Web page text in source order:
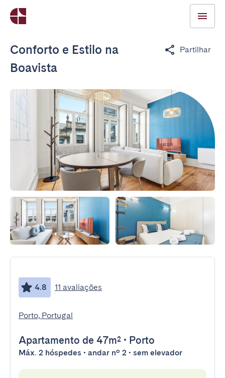
Conforto e Estilo na
Boavista
Partilhar
4.8 11 avaliações
Porto, Portugal
Apartamento de 47m² • Porto
Máx. 2 hóspedes • andar nº 2 • sem elevador